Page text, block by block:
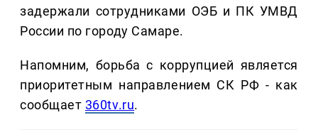
задержали сотрудниками ОЭБ и ПК УМВД
России по городу Самаре.
Напомним, борьба с коррупцией является
приоритетным направлением СК РФ - как
сообщает 360tv.ru.